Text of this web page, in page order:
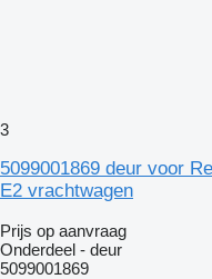
3
5099001869 deur voor
E2 vrachtwagen
Prijs op aanvraag
Onderdeel - deur
5099001869